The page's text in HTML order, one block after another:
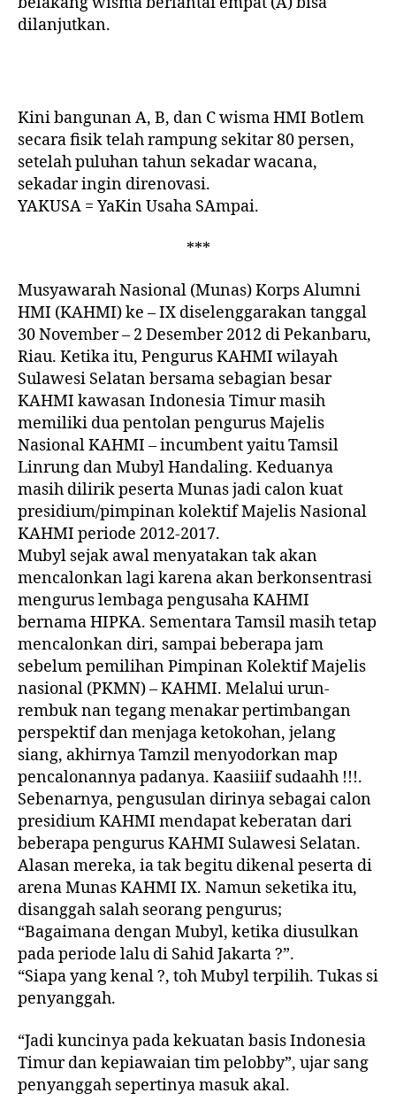
dilanjutkan.
Kini bangunan A, B, dan C wisma HMI Botlem
secara fisik telah rampung sekitar 80 persen,
setelah puluhan tahun sekadar wacana,
sekadar ingin direnovasi.
YAKUSA = YaKin Usaha SAmpai.
***
Musyawarah Nasional (Munas) Korps Alumni
HMI (KAHMI) ke – IX diselenggarakan tanggal
30 November – 2 Desember 2012 di Pekanbaru,
Riau. Ketika itu, Pengurus KAHMI wilayah
Sulawesi Selatan bersama sebagian besar
KAHMI kawasan Indonesia Timur masih
memiliki dua pentolan pengurus Majelis
Nasional KAHMI – incumbent yaitu Tamsil
Linrung dan Mubyl Handaling. Keduanya
masih dilirik peserta Munas jadi calon kuat
presidium/pimpinan kolektif Majelis Nasional
KAHMI periode 2012-2017.
Mubyl sejak awal menyatakan tak akan
mencalonkan lagi karena akan berkonsentrasi
mengurus lembaga pengusaha KAHMI
bernama HIPKA. Sementara Tamsil masih tetap
mencalonkan diri, sampai beberapa jam
sebelum pemilihan Pimpinan Kolektif Majelis
nasional (PKMN) – KAHMI. Melalui urun-
rembuk nan tegang menakar pertimbangan
perspektif dan menjaga ketokohan, jelang
siang, akhirnya Tamzil menyodorkan map
pencalonannya padanya. Kaasiiif sudaahh !!!.
Sebenarnya, pengusulan dirinya sebagai calon
presidium KAHMI mendapat keberatan dari
beberapa pengurus KAHMI Sulawesi Selatan.
Alasan mereka, ia tak begitu dikenal peserta di
arena Munas KAHMI IX. Namun seketika itu,
disanggah salah seorang pengurus;
“Bagaimana dengan Mubyl, ketika diusulkan
pada periode lalu di Sahid Jakarta ?”.
“Siapa yang kenal ?, toh Mubyl terpilih. Tukas si
penyanggah.
“Jadi kuncinya pada kekuatan basis Indonesia
Timur dan kepiawaian tim pelobby”, ujar sang
penyanggah sepertinya masuk akal.